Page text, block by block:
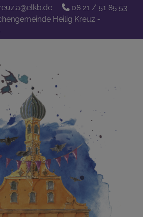
08 21 / 51 85 53
Heilig Kreuz -